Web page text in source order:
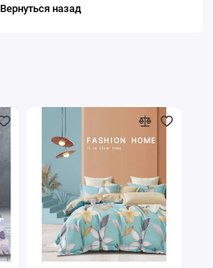
Вернуться назад